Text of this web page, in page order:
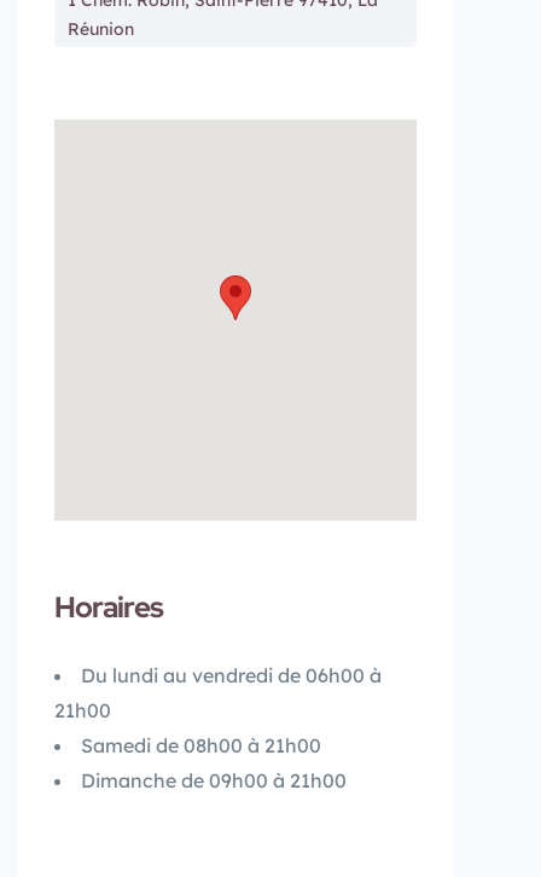
Réunion
Horaires
Du lundi au vendredi de 06h00 à
21h00
Samedi de 08h00 à 21h00
Dimanche de 09h00 à 21h00